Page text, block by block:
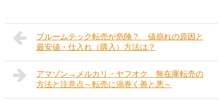
プルームテック転売が危険？ 値崩れの原因と
最安値・仕入れ（購入）方法は？
アマゾン→メルカリ・ヤフオク 無在庫転売の
方法と注意点～転売に渦巻く善と悪～